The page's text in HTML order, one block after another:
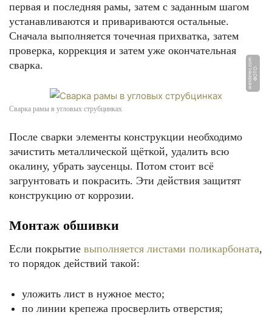
первая и последняя рамы, затем с заданным шагом
устанавливаются и привариваются остальные.
Сначала выполняется точечная прихватка, затем
проверка, коррекция и затем уже окончательная
сварка.
Ф
О
Т
О:
w
el
d
el
e
c.
c
o
m
Сварка рамы в угловых струбцинках
После сварки элементы конструкции необходимо
зачистить металлической щёткой, удалить всю
окалину, убрать заусенцы. Потом стоит всё
загрунтовать и покрасить. Эти действия защитят
конструкцию от коррозии.
Монтаж обшивки
Если покрытие выполняется листами поликарбоната,
то порядок действий такой:
уложить лист в нужное место;
по линии крепежа просверлить отверстия;